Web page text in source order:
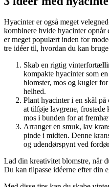
Hyacinter er også meget
kombinere hvide hyacinter
er meget populært inden for
tre idéer til, hvordan du kan
Skab en rigtig
kompakte hyacinter som
blomster, mos og kugler
helhed.
Plant hyacinter i en skål
at tilføje lavgrene, frostede
mos i bunden for at
Arranger en smuk, lav
pinde i midten. Denne
og udendørspynt ved
Lad din kreativitet blomstre, når
Du kan tilpasse idéerne efter din